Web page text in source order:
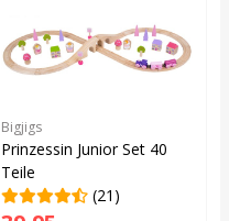
Bigjigs
Prinzessin Junior Set 40
Teile
(21)